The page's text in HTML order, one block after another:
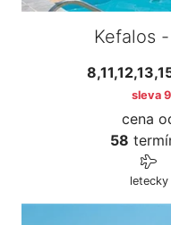
Kefalos
sleva
cena
58
letecky